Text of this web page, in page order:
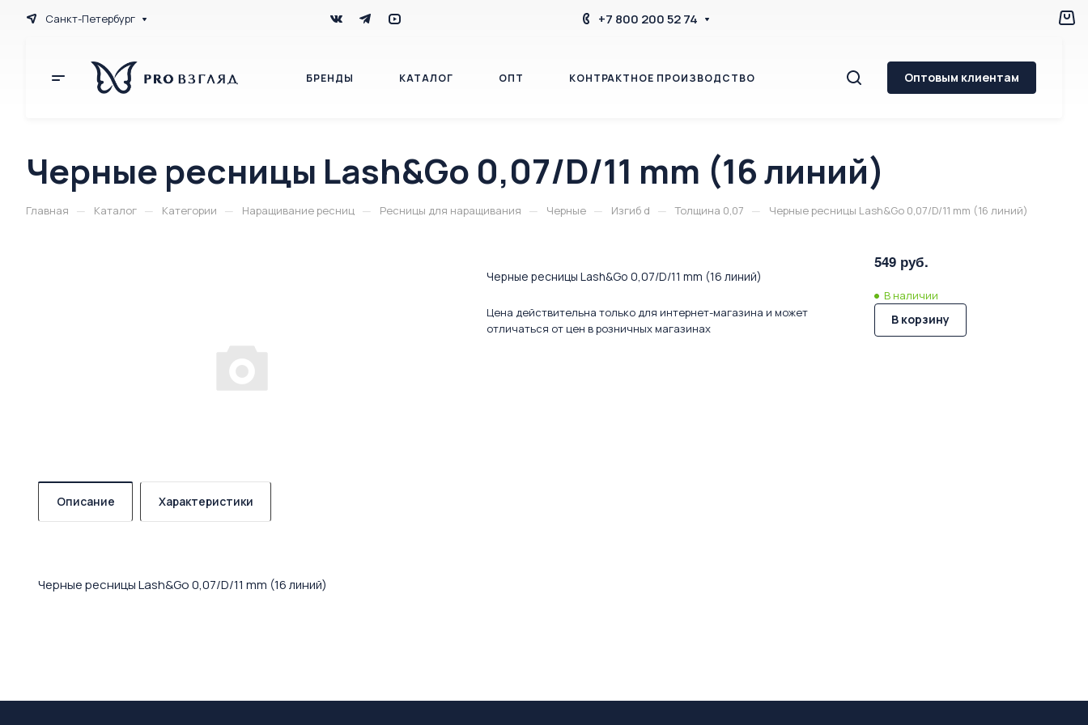
Санкт-Петербург +7 800 200 52 74
БРЕНДЫ КАТАЛОГ ОПТ КОНТРАКТНОЕ ПРОИЗВОДСТВО
БЛОГ КОНТАКТЫ
Оптовым клиентам
Черные ресницы Lash&Go 0,07/D/11 mm (16 линий)
Главная — Каталог — Категории — Наращивание ресниц — Ресницы для наращивания — Черные — Изгиб d — Толщина 0,07 — Черные ресницы Lash&Go 0,07/D/11 mm (16 линий)
Черные ресницы Lash&Go 0,07/D/11 mm (16 линий)
Цена действительна только для интернет-магазина и может
отличаться от цен в розничных магазинах
549 руб.
В наличии
В корзину
Описание Характеристики
Черные ресницы Lash&Go 0,07/D/11 mm (16 линий)